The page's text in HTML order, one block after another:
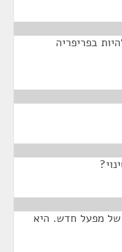
בפריפריה
של מפעל חדש. היא